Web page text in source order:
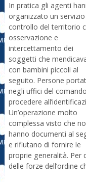
In pratica gli agenti
organizzato un servizio
controllo del territorio
osservazione e
intercettamento dei
soggetti che
con bambini piccoli al
seguito. Persone
negli uffici del
procedere
Un’operazione molto
complessa visto che
hanno documenti al
e rifiutano di fornire le
proprie generalità. Per
delle forze dell’ordine